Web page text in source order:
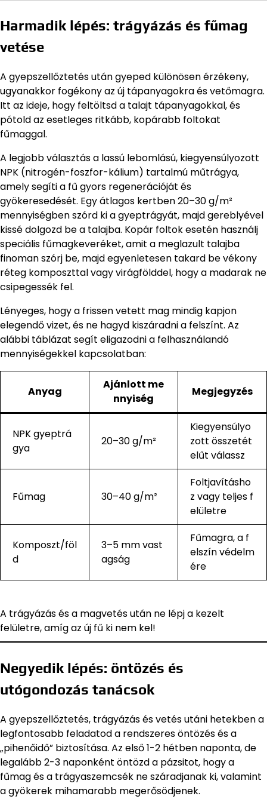
Harmadik lépés: trágyázás és fűmag
vetése
A gyepszellőztetés után gyeped különösen érzékeny,
ugyanakkor fogékony az új tápanyagokra és vetőmagra.
Itt az ideje, hogy feltöltsd a talajt tápanyagokkal, és
pótold az esetleges ritkább, kopárabb foltokat
fűmaggal.
A legjobb választás a lassú lebomlású, kiegyensúlyozott
NPK (nitrogén-foszfor-kálium) tartalmú műtrágya,
amely segíti a fű gyors regenerációját és
gyökeresedését. Egy átlagos kertben 20–30 g/m²
mennyiségben szórd ki a gyeptrágyát, majd gereblyével
kissé dolgozd be a talajba. Kopár foltok esetén használj
speciális fűmagkeveréket, amit a meglazult talajba
finoman szórj be, majd egyenletesen takard be vékony
réteg komposzttal vagy virágfölddel, hogy a madarak ne
csipegessék fel.
Lényeges, hogy a frissen vetett mag mindig kapjon
elegendő vizet, és ne hagyd kiszáradni a felszínt. Az
alábbi táblázat segít eligazodni a felhasználandó
mennyiségekkel kapcsolatban:
Anyag
Ajánlott me
nnyiség
Megjegyzés
NPK gyeptrá
gya
20–30 g/m²
Kiegyensúlyo
zott összetét
elűt válassz
Fűmag 30–40 g/m²
Foltjavításho
z vagy teljes f
elületre
Komposzt/föl
d
3–5 mm vast
agság
Fűmagra, a f
elszín védelm
ére
A trágyázás és a magvetés után ne lépj a kezelt
felületre, amíg az új fű ki nem kel!
Negyedik lépés: öntözés és
utógondozás tanácsok
A gyepszellőztetés, trágyázás és vetés utáni hetekben a
legfontosabb feladatod a rendszeres öntözés és a
„pihenőidő” biztosítása. Az első 1-2 hétben naponta, de
legalább 2-3 naponként öntözd a pázsitot, hogy a
fűmag és a trágyaszemcsék ne száradjanak ki, valamint
a gyökerek mihamarabb megerősödjenek.